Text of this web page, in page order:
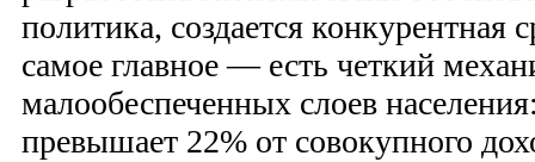
политика, создается конкурентная
самое главное — есть четкий
малообеспеченных слоев
превышает 22% от совокупного